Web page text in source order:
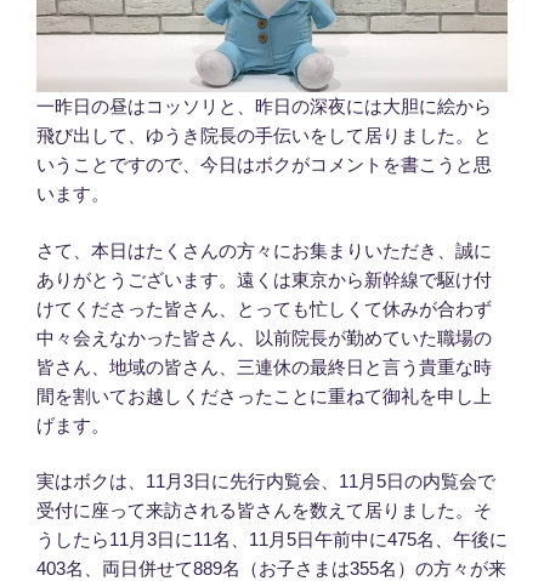
一昨日の昼はコッソリと、昨日の深夜には大胆に絵から
飛び出して、ゆうき院長の手伝いをして居りました。と
いうことですので、今日はボクがコメントを書こうと思
います。
さて、本日はたくさんの方々にお集まりいただき、誠に
ありがとうございます。遠くは東京から新幹線で駆け付
けてくださった皆さん、とっても忙しくて休みが合わず
中々会えなかった皆さん、以前院長が勤めていた職場の
皆さん、地域の皆さん、三連休の最終日と言う貴重な時
間を割いてお越しくださったことに重ねて御礼を申し上
げます。
実はボクは、11月3日に先行内覧会、11月5日の内覧会で
受付に座って来訪される皆さんを数えて居りました。そ
うしたら11月3日に11名、11月5日午前中に475名、午後に
403名、両日併せて889名（お子さまは355名）の方々が来